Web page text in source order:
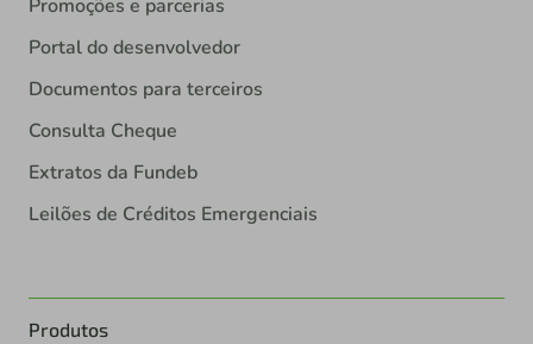
Promoções e parcerias
Portal do desenvolvedor
Documentos para terceiros
Consulta Cheque
Extratos da Fundeb
Leilões de Créditos Emergenciais
Produtos